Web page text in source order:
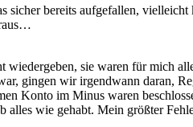
bereits aufgefallen,
sie waren für mich
gingen wir irgendwann daran,
Konto im Minus waren
alles wie gehabt. Mein größter